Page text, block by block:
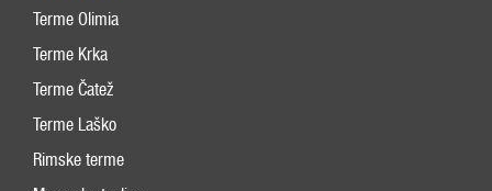
Terme Olimia
Terme Krka
Terme Čatež
Terme Laško
Rimske terme